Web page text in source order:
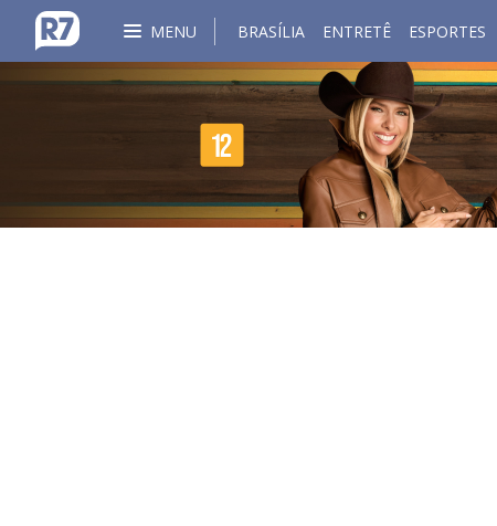
MENU BRASÍLIA ENTRETÊ ESPORTES